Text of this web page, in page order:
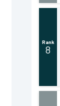
Rank
8